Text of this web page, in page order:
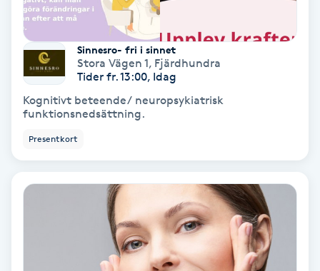
Osteopati
Paraffinbehandling
Pedikyr
Permanent hårborttagning
Sinnesro- fri i sinnet
Stora Vägen 1, Fjärdhundra
Tider fr. 13:00, Idag
Kognitivt beteende/ neuropsykiatrisk
funktionsnedsättning.
Presentkort